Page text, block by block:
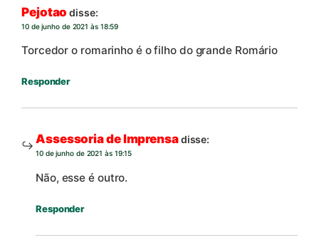
Pejotao disse:
10 de junho de 2021 às 18:59
Torcedor o romarinho é o filho do grande Romário
Responder
Assessoria de Imprensadisse:
10 de junho de 2021 às 19:15
Não, esse é outro.
Responder